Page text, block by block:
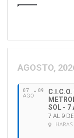
e
c
ó
AGOSTO,
07
AGO
09
C.I.C.O.
SOL - 7
7 AL 9